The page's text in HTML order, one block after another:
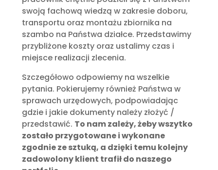
swoją fachową wiedzą w zakresie doboru,
transportu oraz montażu zbiornika na
szambo na Państwa działce. Przedstawimy
przybliżone koszty oraz ustalimy czas i
miejsce realizacji zlecenia.
Szczegółowo odpowiemy na wszelkie
pytania. Pokierujemy również Państwa w
sprawach urzędowych, podpowiadając
gdzie i jakie dokumenty należy złożyć /
przedstawić. To nam zależy, żeby wszytko
zostało przygotowane i wykonane
zgodnie ze sztuką, a dzięki temu kolejny
zadowolony klient trafił do naszego